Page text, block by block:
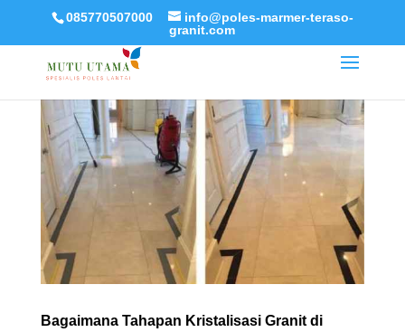
085770507000
info@poles-marmer-teraso-
granit.com
Bagaimana Tahapan Kristalisasi Granit di